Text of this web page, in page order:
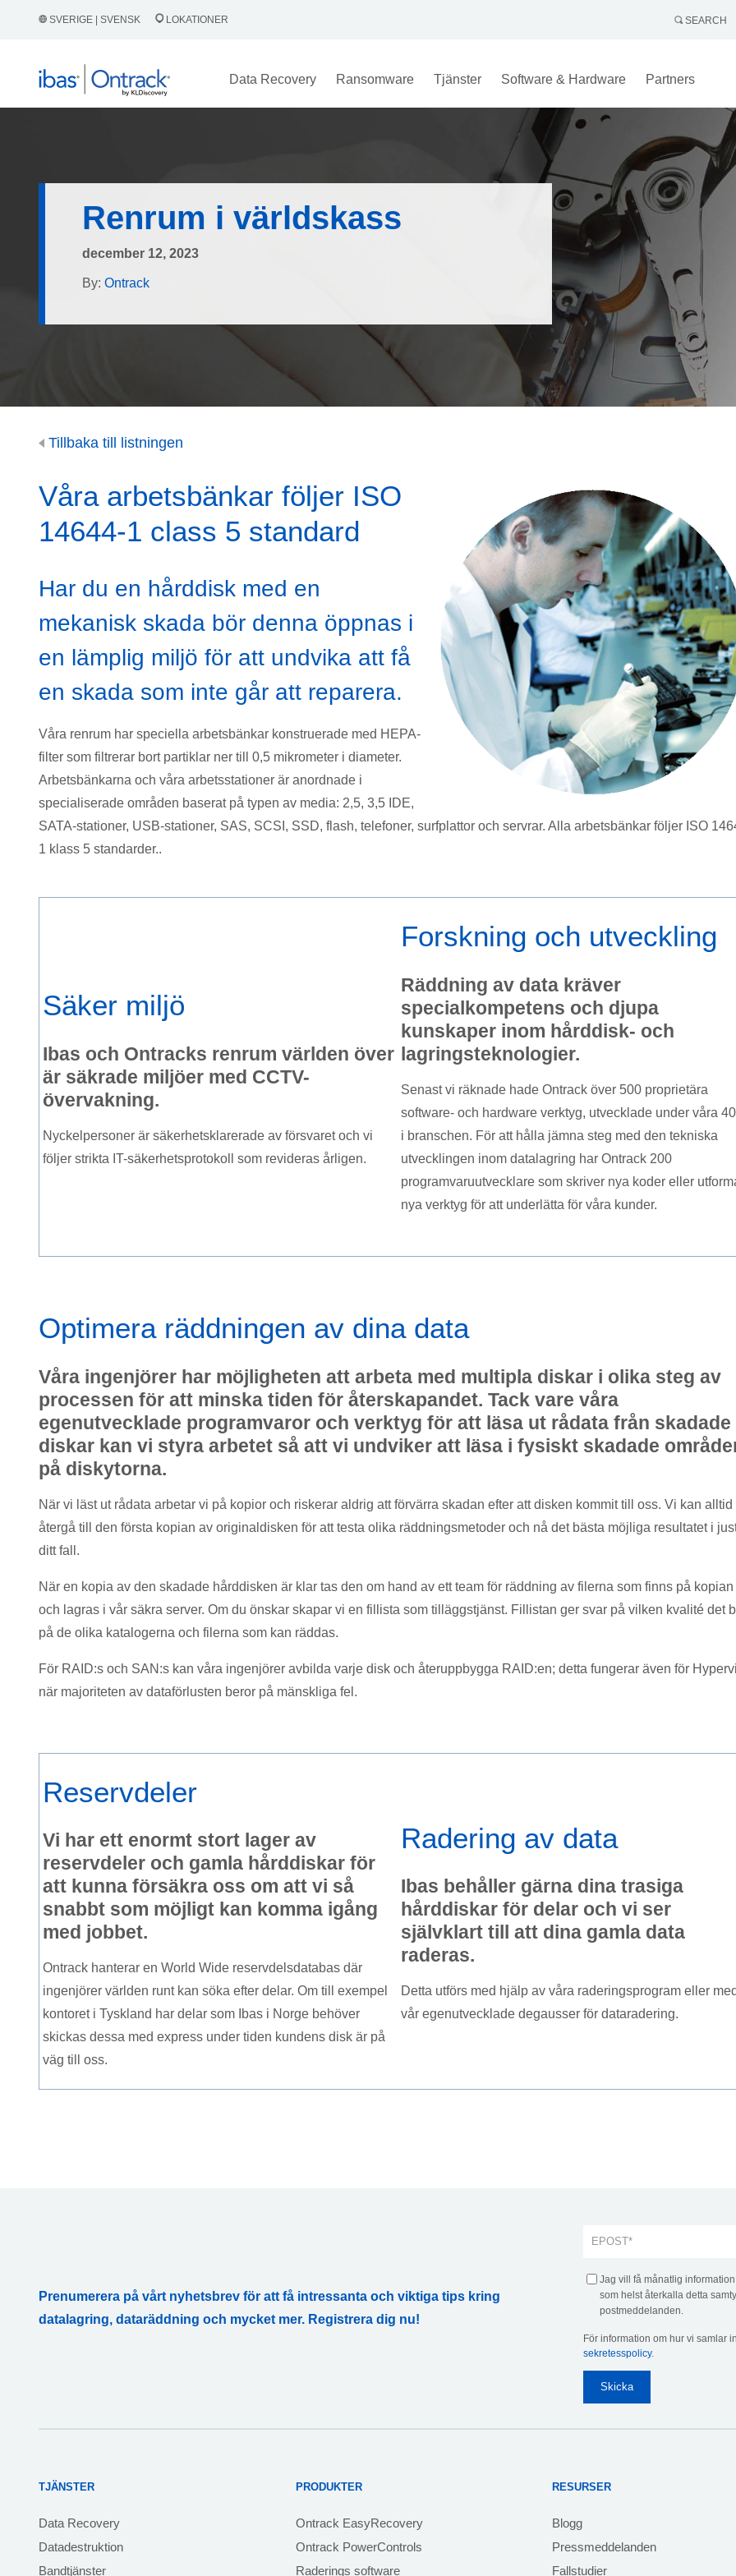
SVERIGE | SVENSK LOKATIONER SEARCH
Data Recovery Ransomware Tjänster Software & Hardware Partners
Renrum i världskass
december 12, 2023
By: Ontrack
Tillbaka till listningen
Våra arbetsbänkar följer ISO
14644-1 class 5 standard
Har du en hårddisk med en
mekanisk skada bör denna öppnas i
en lämplig miljö för att undvika att få
en skada som inte går att reparera.
Våra renrum har speciella arbetsbänkar konstruerade med HEPA-
filter som filtrerar bort partiklar ner till 0,5 mikrometer i diameter.
Arbetsbänkarna och våra arbetsstationer är anordnade i
specialiserade områden baserat på typen av media: 2,5, 3,5 IDE,
SATA-stationer, USB-stationer, SAS, SCSI, SSD, flash, telefoner, surfplattor och servrar. Alla arbetsbänkar följer ISO
1 klass 5 standarder..
Säker miljö
Ibas och Ontracks renrum världen över
är säkrade miljöer med CCTV-
övervakning.
Nyckelpersoner är säkerhetsklarerade av försvaret och vi
följer strikta IT-säkerhetsprotokoll som revideras årligen.
Forskning och utveckling
Räddning av data kräver
specialkompetens och djupa
kunskaper inom hårddisk- och
lagringsteknologier.
Senast vi räknade hade Ontrack över 500 proprietära
software- och hardware verktyg, utvecklade under våra
i branschen. För att hålla jämna steg med den tekniska
utvecklingen inom datalagring har Ontrack 200
programvaruutvecklare som skriver nya koder eller
nya verktyg för att underlätta för våra kunder.
Optimera räddningen av dina data
Våra ingenjörer har möjligheten att arbeta med multipla diskar i olika steg av
processen för att minska tiden för återskapandet. Tack vare våra
egenutvecklade programvaror och verktyg för att läsa ut rådata från skadade
diskar kan vi styra arbetet så att vi undviker att läsa i fysiskt skadade
på diskytorna.
När vi läst ut rådata arbetar vi på kopior och riskerar aldrig att förvärra skadan efter att disken kommit till oss. Vi kan alltid
återgå till den första kopian av originaldisken för att testa olika räddningsmetoder och nå det bästa möjliga resultatet i
ditt fall.
När en kopia av den skadade hårddisken är klar tas den om hand av ett team för räddning av filerna som finns på kopian
och lagras i vår säkra server. Om du önskar skapar vi en fillista som tilläggstjänst. Fillistan ger svar på vilken kvalité det
på de olika katalogerna och filerna som kan räddas.
För RAID:s och SAN:s kan våra ingenjörer avbilda varje disk och återuppbygga RAID:en; detta fungerar även för
när majoriteten av dataförlusten beror på mänskliga fel.
Reservdeler
Vi har ett enormt stort lager av
reservdeler och gamla hårddiskar för
att kunna försäkra oss om att vi så
snabbt som möjligt kan komma igång
med jobbet.
Ontrack hanterar en World Wide reservdelsdatabas där
ingenjörer världen runt kan söka efter delar. Om till exempel
kontoret i Tyskland har delar som Ibas i Norge behöver
skickas dessa med express under tiden kundens disk är på
väg till oss.
Radering av data
Ibas behåller gärna dina trasiga
hårddiskar för delar och vi ser
självklart till att dina gamla data
raderas.
Detta utförs med hjälp av våra raderingsprogram eller med
vår egenutvecklade degausser för dataradering.
Prenumerera på vårt nyhetsbrev för att få intressanta och viktiga tips kring
datalagring, dataräddning och mycket mer. Registrera dig nu!
Jag vill få månatlig
som helst återkalla detta
postmeddelanden.
För information om hur vi samlar
sekretesspolicy.
TJÄNSTER
Data Recovery
Datadestruktion
Bandtjänster
PRODUKTER
Ontrack EasyRecovery
Ontrack PowerControls
Raderings software
RESURSER
Blogg
Pressmeddelanden
Fallstudier